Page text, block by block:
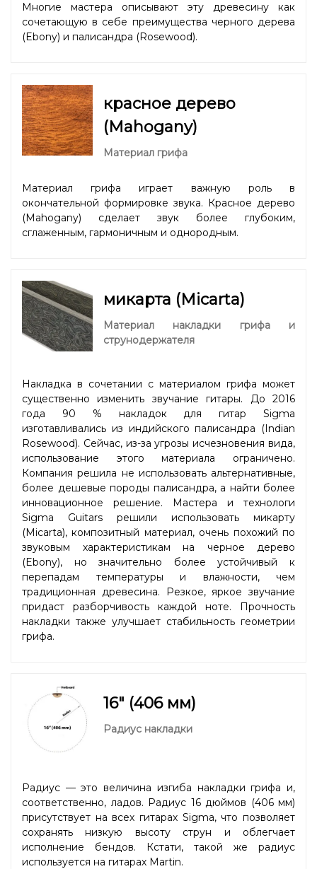
Многие мастера описывают эту древесину как
сочетающую в себе преимущества черного дерева
(Ebony) и палисандра (Rosewood).
красное дерево
(Mahogany)
Материал грифа
Материал грифа играет важную роль в
окончательной формировке звука. Красное дерево
(Mahogany) сделает звук более глубоким,
сглаженным, гармоничным и однородным.
микарта (Micarta)
Материал накладки грифа и
струнодержателя
Накладка в сочетании с материалом грифа может
существенно изменить звучание гитары. До 2016
года 90 % накладок для гитар Sigma
изготавливались из индийского палисандра (Indian
Rosewood). Сейчас, из-за угрозы исчезновения вида,
использование этого материала ограничено.
Компания решила не использовать альтернативные,
более дешевые породы палисандра, а найти более
инновационное решение. Мастера и технологи
Sigma Guitars решили использовать микарту
(Micarta), композитный материал, очень похожий по
звуковым характеристикам на черное дерево
(Ebony), но значительно более устойчивый к
перепадам температуры и влажности, чем
традиционная древесина. Резкое, яркое звучание
придаст разборчивость каждой ноте. Прочность
накладки также улучшает стабильность геометрии
грифа.
16" (406 мм)
Радиус накладки
Радиус — это величина изгиба накладки грифа и,
соответственно, ладов. Радиус 16 дюймов (406 мм)
присутствует на всех гитарах Sigma, что позволяет
сохранять низкую высоту струн и облегчает
исполнение бендов. Кстати, такой же радиус
используется на гитарах Martin.